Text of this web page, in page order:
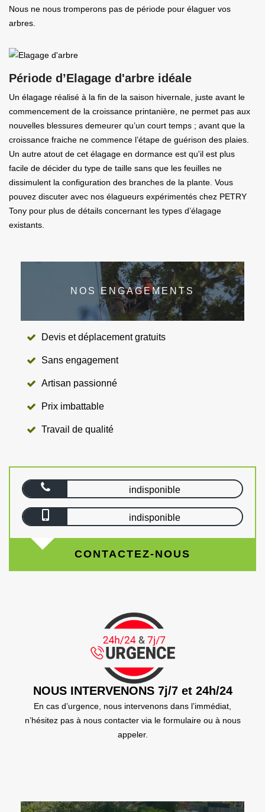
Nous ne nous tromperons pas de période pour élaguer vos
arbres.
Période d’Elagage d'arbre idéale
Un élagage réalisé à la fin de la saison hivernale, juste avant le
commencement de la croissance printanière, ne permet pas aux
nouvelles blessures demeurer qu’un court temps ; avant que la
croissance fraiche ne commence l’étape de guérison des plaies.
Un autre atout de cet élagage en dormance est qu'il est plus
facile de décider du type de taille sans que les feuilles ne
dissimulent la configuration des branches de la plante. Vous
pouvez discuter avec nos élagueurs expérimentés chez PETRY
Tony pour plus de détails concernant les types d’élagage
existants.
NOS ENGAGEMENTS
Devis et déplacement gratuits
Sans engagement
Artisan passionné
Prix imbattable
Travail de qualité
indisponible
indisponible
CONTACTEZ-NOUS
NOUS INTERVENONS 7j/7 et 24h/24
En cas d’urgence, nous intervenons dans l’immédiat,
n’hésitez pas à nous contacter via le formulaire ou à nous
appeler.